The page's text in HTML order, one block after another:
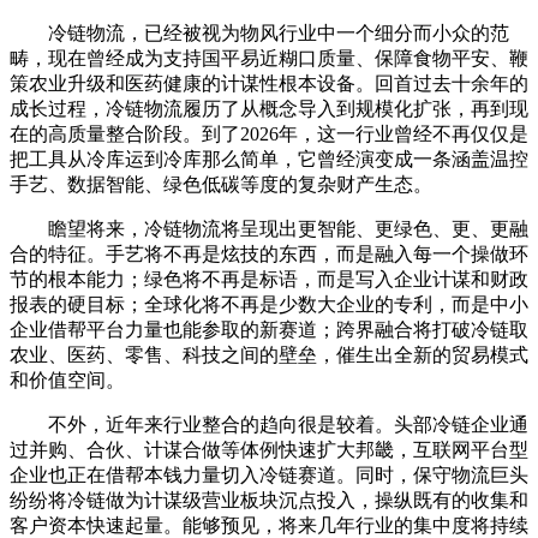
冷链物流，已经被视为物风行业中一个细分而小众的范
畴，现在曾经成为支持国平易近糊口质量、保障食物平安、鞭
策农业升级和医药健康的计谋性根本设备。回首过去十余年的
成长过程，冷链物流履历了从概念导入到规模化扩张，再到现
在的高质量整合阶段。到了2026年，这一行业曾经不再仅仅是
把工具从冷库运到冷库那么简单，它曾经演变成一条涵盖温控
手艺、数据智能、绿色低碳等度的复杂财产生态。
瞻望将来，冷链物流将呈现出更智能、更绿色、更、更融
合的特征。手艺将不再是炫技的东西，而是融入每一个操做环
节的根本能力；绿色将不再是标语，而是写入企业计谋和财政
报表的硬目标；全球化将不再是少数大企业的专利，而是中小
企业借帮平台力量也能参取的新赛道；跨界融合将打破冷链取
农业、医药、零售、科技之间的壁垒，催生出全新的贸易模式
和价值空间。
不外，近年来行业整合的趋向很是较着。头部冷链企业通
过并购、合伙、计谋合做等体例快速扩大邦畿，互联网平台型
企业也正在借帮本钱力量切入冷链赛道。同时，保守物流巨头
纷纷将冷链做为计谋级营业板块沉点投入，操纵既有的收集和
客户资本快速起量。能够预见，将来几年行业的集中度将持续